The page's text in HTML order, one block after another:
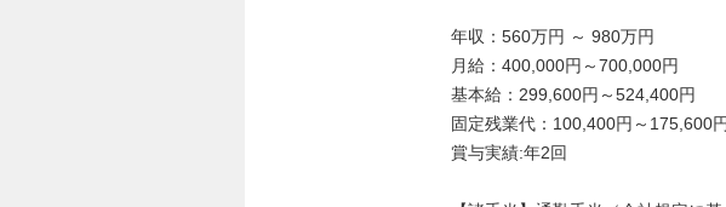
年収：560万円 ～ 980万円
月給：400,000円～700,000円
基本給：299,600円～524,400円
固定残業代：100,400円～175,600
賞与実績:年2回